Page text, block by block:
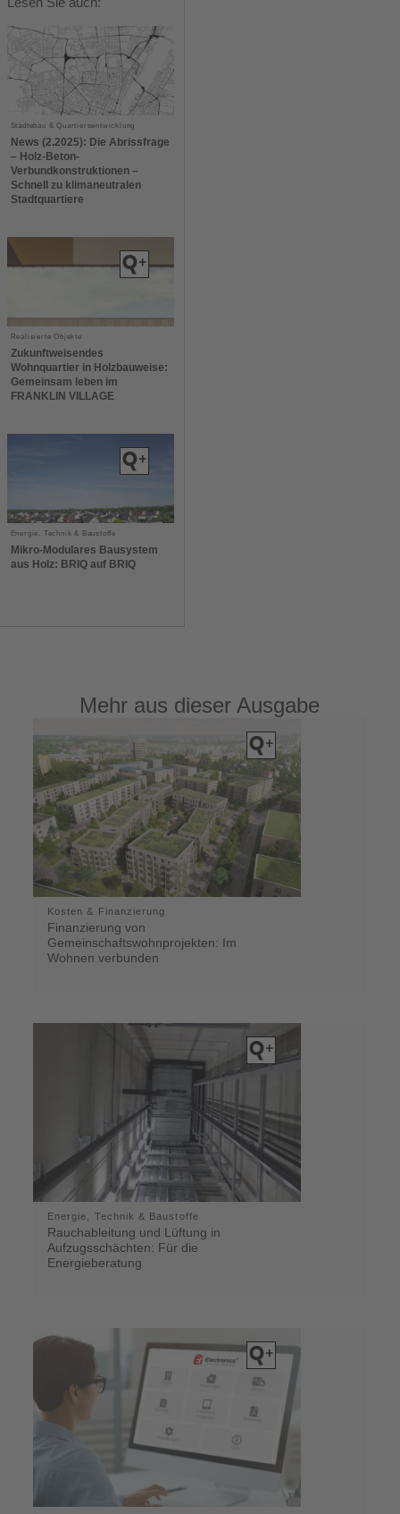
Städtebau & Quartiersentwicklung
News (2.2025): Die Abrissfrage
– Holz-Beton-
Verbundkonstruktionen –
Schnell zu klimaneutralen
Stadtquartiere
Realisierte Objekte
Zukunftweisendes
Wohnquartier in Holzbauweise:
Gemeinsam leben im
FRANKLIN VILLAGE
Energie, Technik & Baustoffe
Mikro-Modulares Bausystem
aus Holz: BRIQ auf BRIQ
Mehr aus dieser Ausgabe
Kosten & Finanzierung
Finanzierung von
Gemeinschaftswohnprojekten: Im
Wohnen verbunden
Energie, Technik & Baustoffe
Rauchableitung und Lüftung in
Aufzugsschächten: Für die
Energieberatung